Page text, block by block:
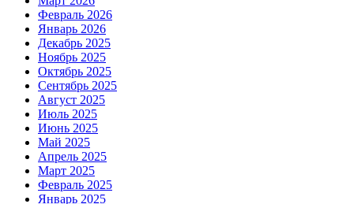
Февраль 2026
Январь 2026
Декабрь 2025
Ноябрь 2025
Октябрь 2025
Сентябрь 2025
Август 2025
Июль 2025
Июнь 2025
Май 2025
Апрель 2025
Март 2025
Февраль 2025
Январь 2025